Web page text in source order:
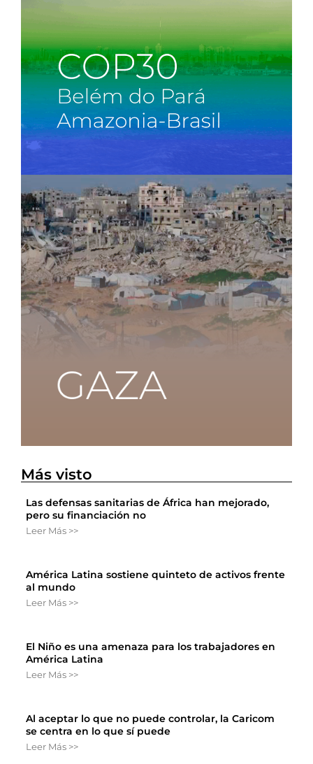
Más visto
Las defensas sanitarias de África han mejorado,
pero su financiación no
Leer Más >>
América Latina sostiene quinteto de activos frente
al mundo
Leer Más >>
El Niño es una amenaza para los trabajadores en
América Latina
Leer Más >>
Al aceptar lo que no puede controlar, la Caricom
se centra en lo que sí puede
Leer Más >>